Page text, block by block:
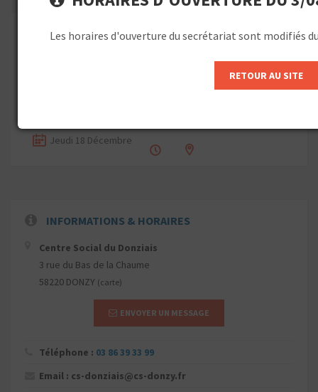
18
FERMETURE
Jeudi 18 Décembre
INFORMATIONS & HORAIRES
Centre Social du Donziais
3 rue du Bas de la Chaume
58220 DONZY (carte)
ENVOYER UN MESSAGE
Téléphone : 03 86 39 33 99
Email : cs-donziais@cs-donzy.fr
Les horaires d'ouverture du secrétariat sont modifiés
RETOUR AU SITE